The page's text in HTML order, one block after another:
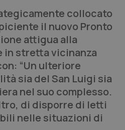
collocato
il nuovo Pronto
attigua alla
in stretta vicinanza
“Un ulteriore
sia del San Luigi sia
nel suo complesso.
di disporre di letti
nelle situazioni di